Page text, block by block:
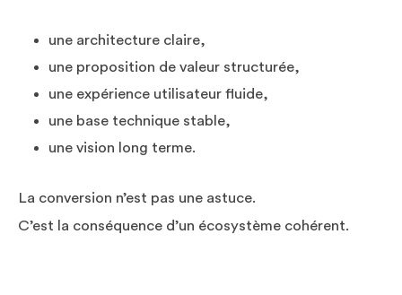
une architecture claire,
une proposition de valeur structurée,
une expérience utilisateur fluide,
une base technique stable,
une vision long terme.
La conversion n’est pas une astuce.
C’est la conséquence d’un écosystème cohérent.